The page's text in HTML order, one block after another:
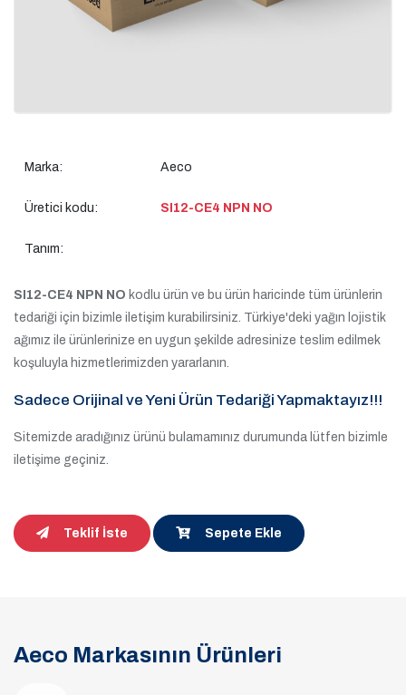
Marka: Aeco
Üretici kodu: SI12-CE4 NPN NO
Tanım:
SI12-CE4 NPN NO kodlu ürün ve bu ürün haricinde tüm ürünlerin
tedariği için bizimle iletişim kurabilirsiniz. Türkiye'deki yağın lojistik
ağımız ile ürünlerinize en uygun şekilde adresinize teslim edilmek
koşuluyla hizmetlerimizden yararlanın.
Sadece Orijinal ve Yeni Ürün Tedariği Yapmaktayız!!!
Sitemizde aradığınız ürünü bulamamınız durumunda lütfen bizimle
iletişime geçiniz.
Teklif İste Sepete Ekle
Aeco Markasının Ürünleri